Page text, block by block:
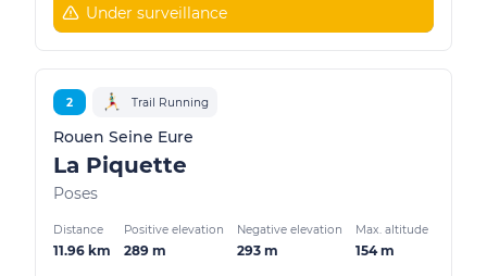
Under surveillance
2 Trail Running
Rouen Seine Eure
La Piquette
Poses
Distance
11.96 km
Positive elevation
289 m
Negative elevation
293 m
Max. altitude
154 m